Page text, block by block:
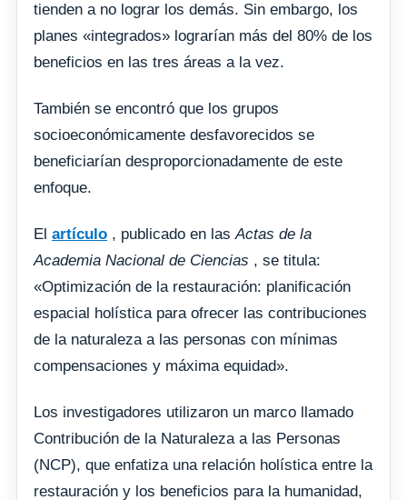
tienden a no lograr los demás. Sin embargo, los
planes «integrados» lograrían más del 80% de los
beneficios en las tres áreas a la vez.
También se encontró que los grupos
socioeconómicamente desfavorecidos se
beneficiarían desproporcionadamente de este
enfoque.
El artículo , publicado en lasActas de la
Academia Nacional de Ciencias , se titula:
«Optimización de la restauración: planificación
espacial holística para ofrecer las contribuciones
de la naturaleza a las personas con mínimas
compensaciones y máxima equidad».
Los investigadores utilizaron un marco llamado
Contribución de la Naturaleza a las Personas
(NCP), que enfatiza una relación holística entre la
restauración y los beneficios para la humanidad,